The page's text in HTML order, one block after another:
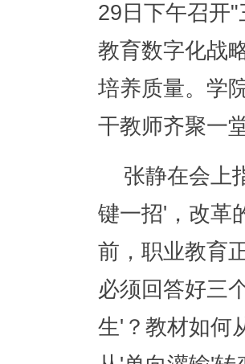
29日下午召开
教育数字化战
培养质量。学
干教师齐聚一
张静在会上
键一招'，改革
前，职业教育
必须回答好三
生'？教材如何